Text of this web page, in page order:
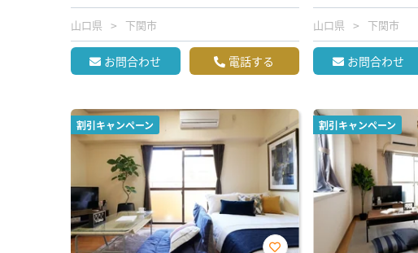
山口県 下関市
お問合わせ 電話する
山口県 下関市
お問合わせ
割引キャンペーン 割引キャンペーン